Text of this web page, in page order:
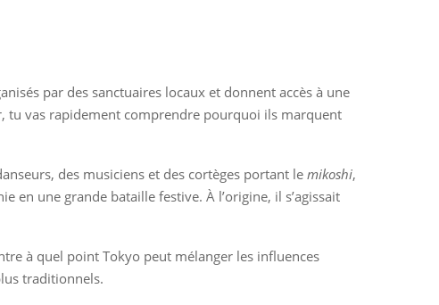
par des sanctuaires locaux et donnent accès à une
tu vas rapidement comprendre pourquoi ils marquent
des musiciens et des cortèges portant le mikoshi,
en une grande bataille festive. À l’origine, il s’agissait
à quel point Tokyo peut mélanger les influences
traditionnels.